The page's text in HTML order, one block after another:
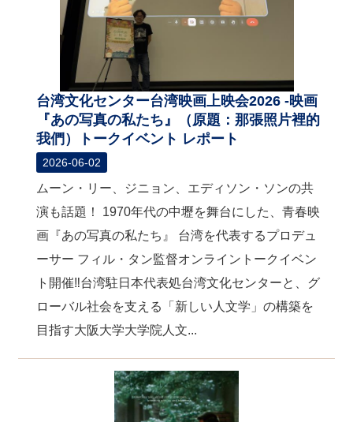
台湾文化センター台湾映画上映会2026 -映画
『あの写真の私たち』（原題：那張照片裡的
我們）トークイベント レポート
2026-06-02
ムーン・リー、ジニョン、エディソン・ソンの共
演も話題！ 1970年代の中壢を舞台にした、青春映
画『あの写真の私たち』 台湾を代表するプロデュ
ーサー フィル・タン監督オンライントークイベン
ト開催‼台湾駐日本代表処台湾文化センターと、グ
ローバル社会を支える「新しい人文学」の構築を
目指す大阪大学大学院人文...